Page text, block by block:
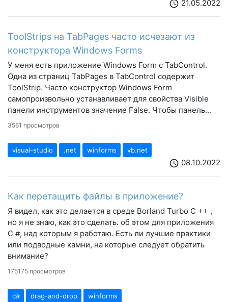
schedule 21.05.2022
ToolStrips на TabPages часто исчезают из
конструктора Windows Forms
У меня есть приложение Windows Form с TabControl.
Одна из страниц TabPages в TabControl содержит
ToolStrip. Часто конструктор Windows Form
самопроизвольно устанавливает для свойства Visible
панели инструментов значение False. Чтобы панель...
3561 просмотров
visual-studio .net winforms vb.net
schedule 08.10.2022
Как перетащить файлы в приложение?
Я видел, как это делается в среде Borland Turbo C ++ ,
но я не знаю, как это сделать. об этом для приложения
C #, над которым я работаю. Есть ли лучшие практики
или подводные камни, на которые следует обратить
внимание?
175175 просмотров
c# drag-and-drop winforms